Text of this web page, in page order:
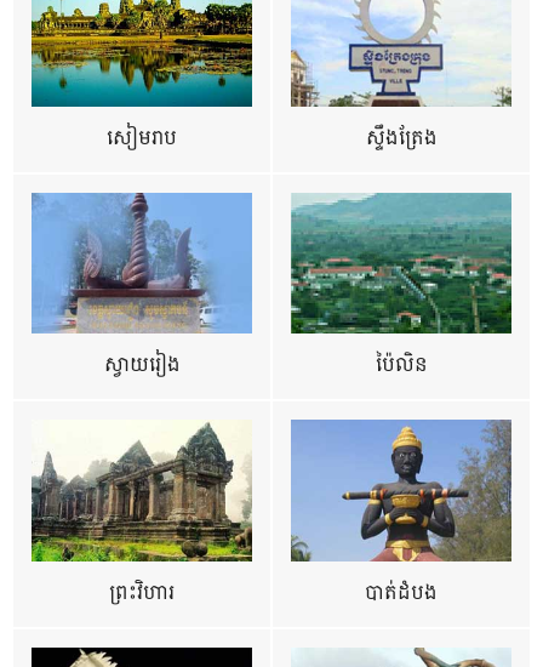
សៀមរាប ស្ទឹងត្រែង
ស្វាយរៀង ប៉ៃលិន
ព្រះវិហារ បាត់ដំបង